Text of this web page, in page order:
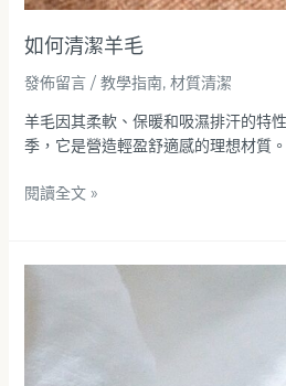
如何清潔羊毛
發佈留言 / 教學指南, 材質清潔
羊毛因其柔軟、保暖和吸濕排汗的特
季，它是營造輕盈舒適感的理想材質
閱讀全文 »
潔